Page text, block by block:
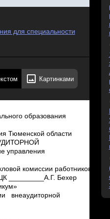
для специальности
Картинками
теоретические знания при выполнении практических задач;  полнота общеучебных представлений, знаний и умений по изучаемой теме, к которой относится данная самостоятельная работа;  обоснованность и четкость изложения ответа на поставленный по внеаудиторной самостоятельной работе вопрос;  оформление отчетного материала в соответствии с известными или заданными преподавателем требованиями, предъявляемыми к подобного рода материалам. 6Методика организации самостоятельной работы зависит от структуры, характера и особенностей изучаемой дисциплины, объема часов, отведенных на ее изучение, вида заданий для самостоятельной работы, и условий учебной деятельности. Активная самостоятельная работа у обучающихся возможная только при наличии серьёзной и устойчивой мотивации. Самый сильный мотивирующий фактор – подготовка к дальнейшей эффективной профессиональной деятельности. 7Норма времени на выполн ение внеауди торной СР 90 мин. п/п № внеау­ дитор­ ной СР Тема внеаудиторной СР/ форма и метод контроля 1. 1. Работа с нормативной литературой: Изучение ГОСТ Р 6.30­2003 «УСД. УСОРД. Требования к оформлению документов». 2. Составление опорного конспекта: «Требования к бланкам документов» с использованием информационных технологий. 2. Подготовка схем­макетов 90 мин. 2. План самостоятельной внеаудиторной работы Методические рекомендации по выполнению внеаудиторной СР 1. Ознакомьтесь с содержанием рекомендуемого Интернет­ресурса: Интернет­ресурс: 1. ГОСТ Р 6.30­2003 «УСД. УСОРД. Требования к оформлению документов» (Режим доступа: http://base.garant.ru/185891/). 2. Запишите в конспект состав реквизитов используемых для подготовки и оформлении документов. 3. Ск